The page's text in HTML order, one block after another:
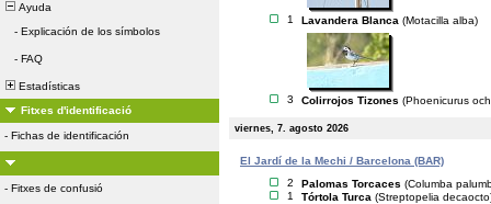
Ayuda
- Explicación de los símbolos
- FAQ
Estadísticas
Fitxes d'identificació
- Fichas de identificación
- Fitxes de confusió
1 Lavandera Blanca (Motacilla alba)
3 Colirrojos Tizones (Phoenicurus
viernes, 7. agosto 2026
El Jardí de la Mechi / Barcelona (BAR)
2
Palomas Torcaces (Columba
1
Tórtola Turca (Streptopelia